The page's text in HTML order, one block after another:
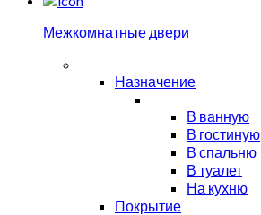
Межкомнатные двери
Назначение
В ванную
В гостиную
В спальню
В туалет
На кухню
Покрытие